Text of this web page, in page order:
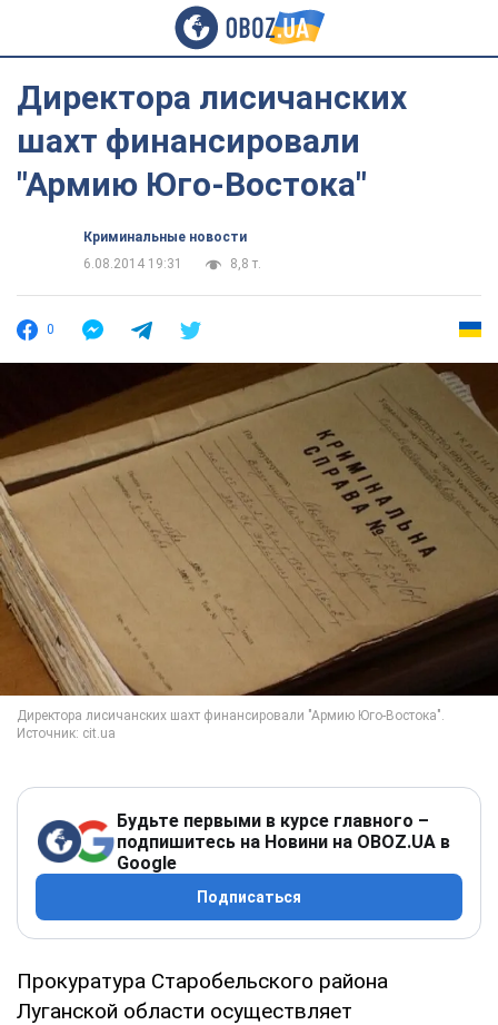
Директора лисичанских
шахт финансировали
"Армию Юго-Востока"
Криминальные новости
6.08.2014 19:31
8,8 т.
0
Будьте первыми в курсе главного –
подпишитесь на Новини на OBOZ.UA в
Google
Подписаться
Прокуратура Старобельского района
Луганской области осуществляет